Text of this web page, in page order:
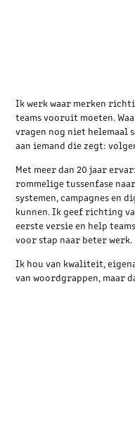
Ik werk waar merken
teams vooruit moeten.
vragen nog niet helemaal
aan iemand die zegt:
Met meer dan 20 jaar
rommelige tussenfase
systemen, campagnes en
kunnen. Ik geef richting
eerste versie en help
voor stap naar beter werk.
Ik hou van kwaliteit,
van woordgrappen, maar